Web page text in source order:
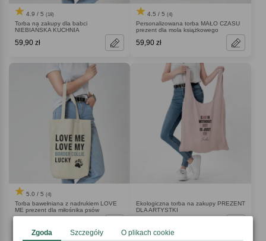
4.9 / 5 (18)
Torba na zakupy dla babci
NIEBIAŃSKA KUCHNIA
59,90 zł
4.5 / 5 (4)
Personalizowana torba MAŁO CZASU
prezent dla mola książkowego
59,90 zł
5.0 / 5 (4)
Torba bawełniana z nadrukiem LOVE
ME prezent dla miłośnika psów
Ekologiczna torba na zakupy PREZENT
DLA ARTYSTKI
Zgoda Szczegóły O plikach cookie